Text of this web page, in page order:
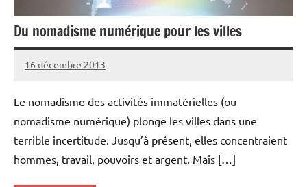
Du nomadisme numérique pour les villes
16 décembre 2013
rédaction
Le nomadisme des activités immatérielles (ou
nomadisme numérique) plonge les villes dans une
terrible incertitude. Jusqu’à présent, elles concentraient
hommes, travail, pouvoirs et argent. Mais […]